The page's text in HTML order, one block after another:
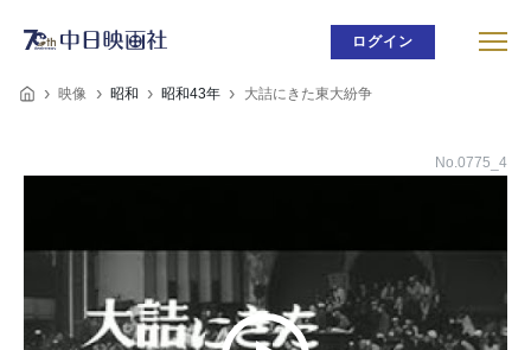
ログイン
映像 昭和 昭和43年 大詰にきた東大紛争
No.0775_4